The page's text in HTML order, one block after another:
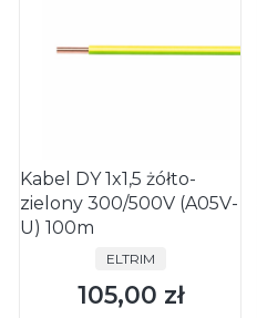
Kabel DY 1x1,5 żółto-
zielony 300/500V (A05V-
U) 100m
PRODUCENT
ELTRIM
Cena
105,00 zł